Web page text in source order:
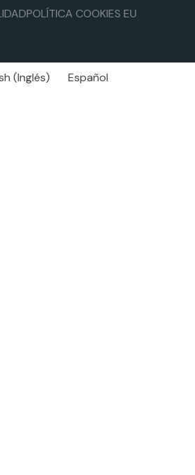
POLÍTICA COOKIES EU
(Inglés) Español